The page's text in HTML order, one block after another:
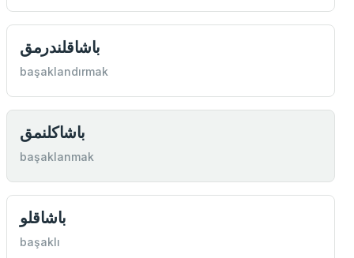
باشاقلندرمق
başaklandırmak
باشاكلنمق
başaklanmak
باشاقلو
başaklı